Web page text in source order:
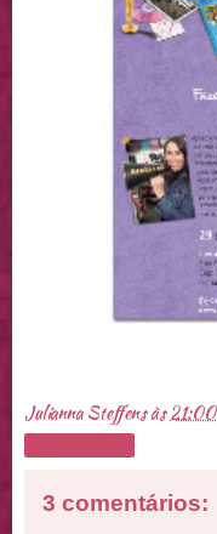
Julianna Steffensàs21:00
3 comentários: